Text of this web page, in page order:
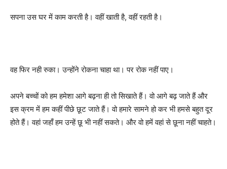
सपना उस घर में काम करती है। वहीं खाती है, वहीं रहती है।
वह फिर नही रुका। उन्होंने रोकना चाहा था। पर रोक नहीं पाए।
अपने बच्चों को हम हमेशा आगे बढ़ना ही तो सिखाते हैं। वो आगे बढ़ जाते हैं और
इस क्रम में हम कहीं पीछे छूट जाते हैं। वो हमारे सामने हो कर भी हमसे बहुत दूर
होते हैं। वहां जहाँ हम उन्हें छू भी नहीं सकते। और वो हमें वहां से छूना नहीं चाहते।